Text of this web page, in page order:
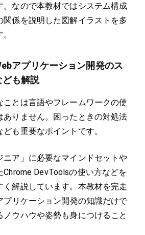
。なので本教材ではシステム構成
関係を説明した図解イラストを多
アプリケーション開発のス
ども解説
ことは言語やフレームワークの使
ありません。困ったときの対処法
も重要なポイントです。
ニア」に必要なマインドセットや
Chrome DevToolsの使い方などを
く解説しています。本教材を完走
プリケーション開発の知識だけで
ノウハウや姿勢も身につけること